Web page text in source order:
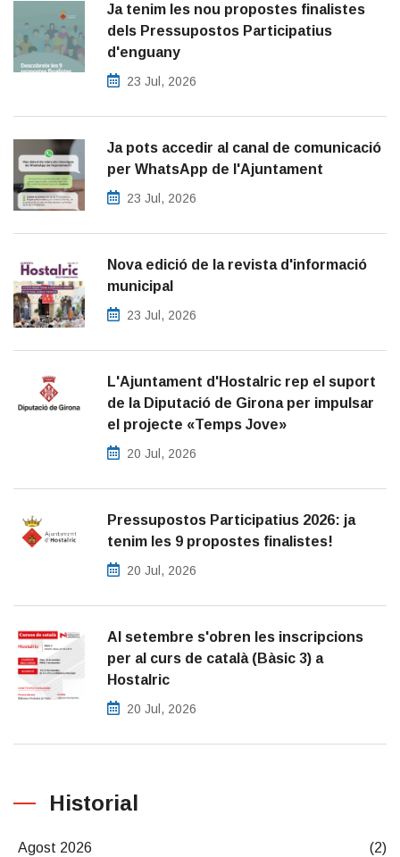
Ja tenim les nou propostes finalistes
dels Pressupostos Participatius
d'enguany
23 Jul, 2026
Ja pots accedir al canal de comunicació
per WhatsApp de l'Ajuntament
23 Jul, 2026
Nova edició de la revista d'informació
municipal
23 Jul, 2026
L'Ajuntament d'Hostalric rep el suport
de la Diputació de Girona per impulsar
el projecte «Temps Jove»
20 Jul, 2026
Pressupostos Participatius 2026: ja
tenim les 9 propostes finalistes!
20 Jul, 2026
Al setembre s'obren les inscripcions
per al curs de català (Bàsic 3) a
Hostalric
20 Jul, 2026
Historial
Agost 2026 (2)